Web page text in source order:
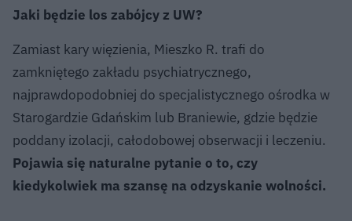
Jaki będzie los zabójcy z UW?
Zamiast kary więzienia, Mieszko R. trafi do
zamkniętego zakładu psychiatrycznego,
najprawdopodobniej do specjalistycznego ośrodka w
Starogardzie Gdańskim lub Braniewie, gdzie będzie
poddany izolacji, całodobowej obserwacji i leczeniu.
Pojawia się naturalne pytanie o to, czy
kiedykolwiek ma szansę na odzyskanie wolności.